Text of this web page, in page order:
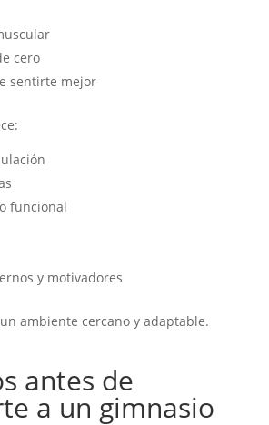
cero
sentirte mejor
funcional
y motivadores
ambiente cercano y adaptable.
antes de
a un gimnasio